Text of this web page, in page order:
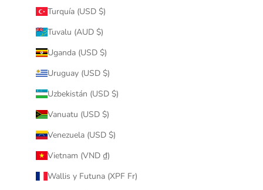
Turquía (USD $)
Tuvalu (AUD $)
Uganda (USD $)
Uruguay (USD $)
Uzbekistán (USD $)
Vanuatu (USD $)
Venezuela (USD $)
Vietnam (VND ₫)
Wallis y Futuna (XPF Fr)